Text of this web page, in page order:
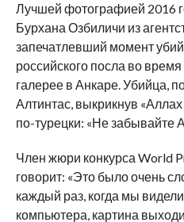
Лучшей фотографией 2016
Бурхана Озбиличи из
запечатлевший момент
российского посла во
галерее в Анкаре. Убийца,
Алтинтас, выкрикнув
по-турецки: «Не забывайте
Член жюри конкурса World
говорит: «Это было очень
каждый раз, когда мы
компьютера, картина